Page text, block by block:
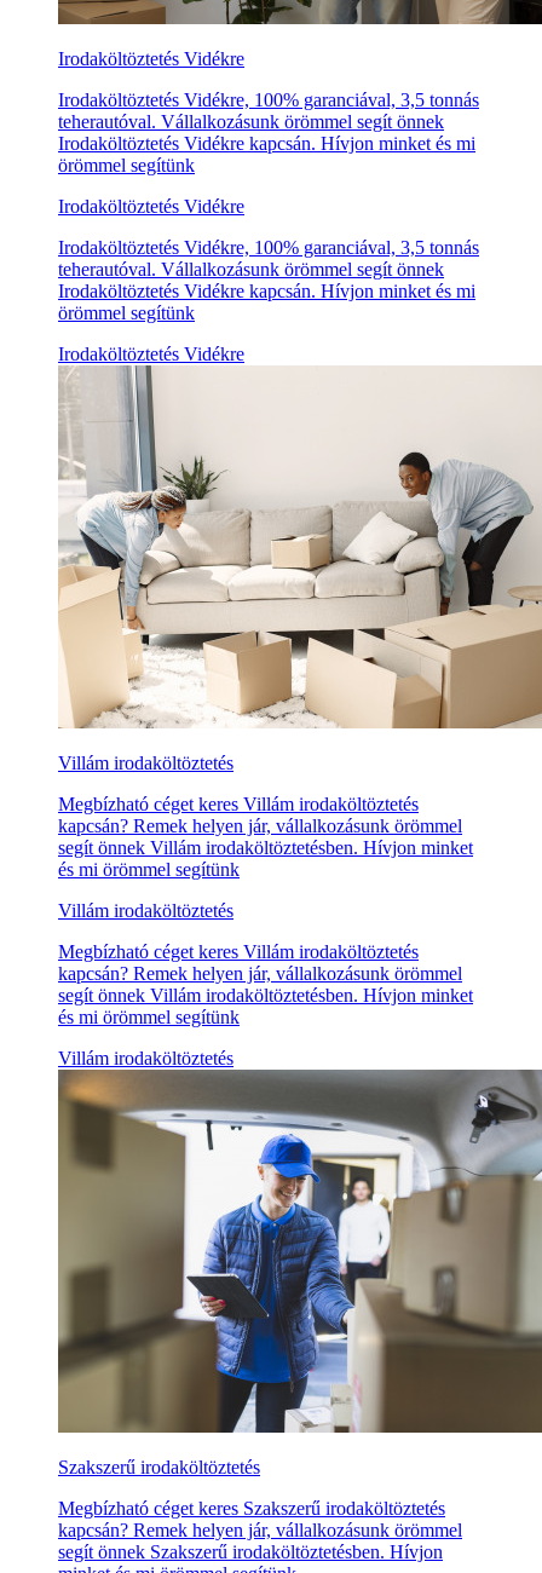
Irodaköltöztetés Vidékre
Irodaköltöztetés Vidékre, 100% garanciával, 3,5 tonnás
teherautóval. Vállalkozásunk örömmel segít önnek
Irodaköltöztetés Vidékre kapcsán. Hívjon minket és mi
örömmel segítünk
Irodaköltöztetés Vidékre
Irodaköltöztetés Vidékre, 100% garanciával, 3,5 tonnás
teherautóval. Vállalkozásunk örömmel segít önnek
Irodaköltöztetés Vidékre kapcsán. Hívjon minket és mi
örömmel segítünk
Irodaköltöztetés Vidékre
Villám irodaköltöztetés
Megbízható céget keres Villám irodaköltöztetés
kapcsán? Remek helyen jár, vállalkozásunk örömmel
segít önnek Villám irodaköltöztetésben. Hívjon minket
és mi örömmel segítünk
Villám irodaköltöztetés
Megbízható céget keres Villám irodaköltöztetés
kapcsán? Remek helyen jár, vállalkozásunk örömmel
segít önnek Villám irodaköltöztetésben. Hívjon minket
és mi örömmel segítünk
Villám irodaköltöztetés
Szakszerű irodaköltöztetés
Megbízható céget keres Szakszerű irodaköltöztetés
kapcsán? Remek helyen jár, vállalkozásunk örömmel
segít önnek Szakszerű irodaköltöztetésben. Hívjon